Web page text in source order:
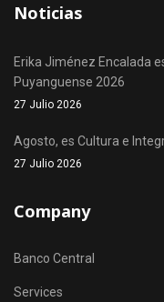
Noticias
Erika Jiménez Encalada
Puyanguense 2026
27 Julio 2026
Agosto, es Cultura e
27 Julio 2026
Company
Banco Central
Services